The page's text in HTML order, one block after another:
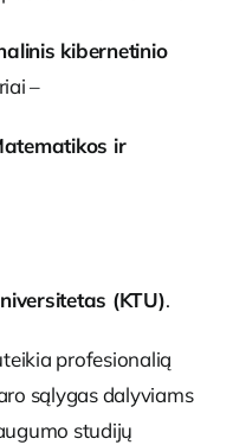
kibernetinio
–
ir
(KTU).
profesionalią
sąlygas dalyviams
studijų